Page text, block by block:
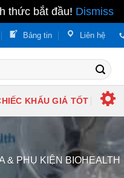
thức bắt đầu! Dismiss
Bảng tin Liên hệ
KHẤU GIÁ TỐT
& PHỤ KIỆN BIOHEALTH